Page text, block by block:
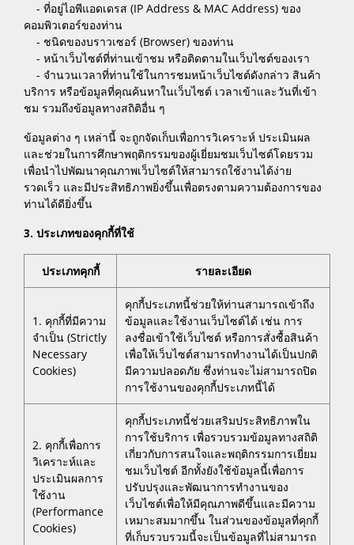
- ที่อยู่ไอพีแอดเดรส (IP Address & MAC Address) ของ
คอมพิวเตอร์ของท่าน
- ชนิดของบราวเซอร์ (Browser) ของท่าน
- หน้าเว็บไซต์ที่ท่านเข้าชม หรือติดตามในเว็บไซต์ของเรา
- จำนวนเวลาที่ท่านใช้ในการชมหน้าเว็บไซต์ดังกล่าว สินค้า
บริการ หรือข้อมูลที่คุณค้นหาในเว็บไซต์ เวลาเข้าและวันที่เข้า
ชม รวมถึงข้อมูลทางสถิติอื่น ๆ
ข้อมูลต่าง ๆ เหล่านี้ จะถูกจัดเก็บเพื่อการวิเคราะห์ ประเมินผล
และช่วยในการศึกษาพฤติกรรมของผู้เยี่ยมชมเว็บไซต์โดยรวม
เพื่อนำไปพัฒนาคุณภาพเว็บไซต์ให้สามารถใช้งานได้ง่าย
รวดเร็ว และมีประสิทธิภาพยิ่งขึ้นเพื่อตรงตามความต้องการของ
ท่านได้ดียิ่งขึ้น
3. ประเภทของคุกกี้ที่ใช้
ประเภทคุกกี้ รายละเอียด
1. คุกกี้ที่มีความ
จำเป็น (Strictly
Necessary
Cookies)
คุกกี้ประเภทนี้ช่วยให้ท่านสามารถเข้าถึง
ข้อมูลและใช้งานเว็บไซต์ได้ เช่น การ
ลงชื่อเข้าใช้เว็บไซต์ หรือการสั่งซื้อสินค้า
เพื่อให้เว็บไซต์สามารถทำงานได้เป็นปกติ
มีความปลอดภัย ซึ่งท่านจะไม่สามารถปิด
การใช้งานของคุกกี้ประเภทนี้ได้
2. คุกกี้เพื่อการ
วิเคราะห์และ
ประเมินผลการ
ใช้งาน
(Performance
Cookies)
คุกกี้ประเภทนี้ช่วยเสริมประสิทธิภาพใน
การใช้บริการ เพื่อรวบรวมข้อมูลทางสถิติ
เกี่ยวกับการสนใจและพฤติกรรมการเยี่ยม
ชมเว็บไซต์ อีกทั้งยังใช้ข้อมูลนี้เพื่อการ
ปรับปรุงและพัฒนาการทำงานของ
เว็บไซต์เพื่อให้มีคุณภาพดีขึ้นและมีความ
เหมาะสมมากขึ้น ในส่วนของข้อมูลที่คุกกี้
ที่เก็บรวบรวมนี้จะเป็นข้อมูลที่ไม่สามารถ